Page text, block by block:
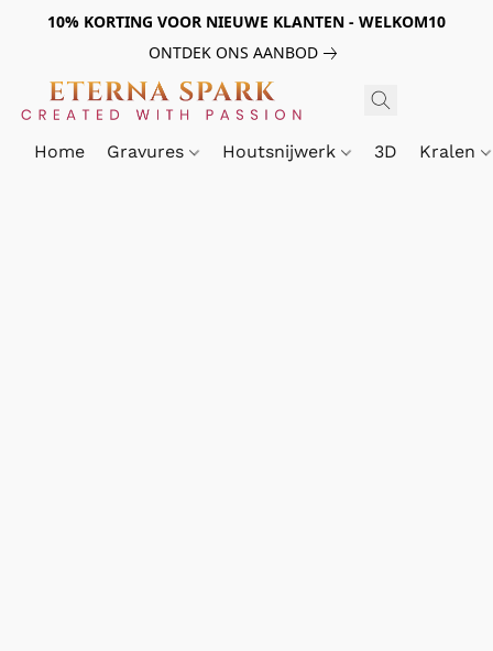
10% KORTING VOOR NIEUWE KLANTEN - WELKOM10
ONTDEK ONS AANBOD
Home Gravures Houtsnijwerk 3D Kralen